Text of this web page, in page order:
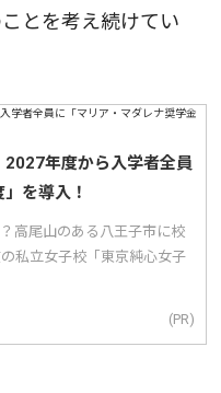
とを考え続けてい
2027年度から入学者全員
を導入！
高尾山のある八王子市に校
私立女子校「東京純心女子
(PR)